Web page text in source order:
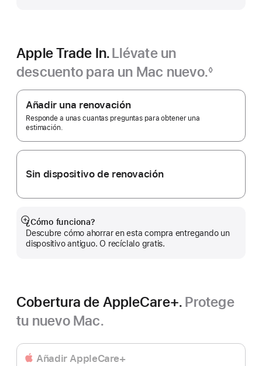
Apple Trade In.Llévate un
descuento para un Mac nuevo.‍
a
de
página
◊
Apple
Trade In.
Añadir una renovación
Responde a unas cuantas preguntas para obtener una
estimación.
Sin dispositivo de renovación
¿Cómo funciona?
Descubre cómo ahorrar en esta compra entregando un
dispositivo antiguo. O recíclalo gratis.
Mostrar
más
Cobertura de AppleCare+. Protege
tu nuevo Mac.
Añadir AppleCare+